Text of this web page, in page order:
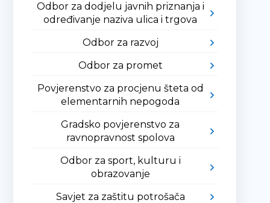
Odbor za dodjelu javnih priznanja i
određivanje naziva ulica i trgova
Odbor za razvoj
Odbor za promet
Povjerenstvo za procjenu šteta od
elementarnih nepogoda
Gradsko povjerenstvo za
ravnopravnost spolova
Odbor za sport, kulturu i
obrazovanje
Savjet za zaštitu potrošača